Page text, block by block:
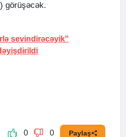
görüşəcək.
sevindirəcəyik"
0 0 Paylaş